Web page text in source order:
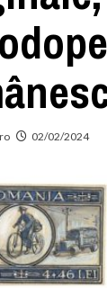
02/02/2024